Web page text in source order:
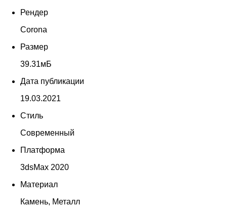
Рендер
Corona
Размер
39.31мБ
Дата публикации
19.03.2021
Стиль
Современный
Платформа
3dsMax 2020
Материал
Камень, Металл